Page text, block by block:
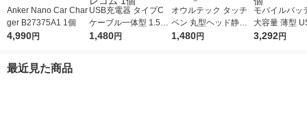
Anker Nano Car Char
ger B27375A1 1個
4,990円
USB充電器 タイプC
ケーブル一体型 1.5ｍ
12W ホワイトフェイ
1,480円
オウルテック タッチ
ペン 丸型ヘッド静電
式 スマートフォン・
1,480円
モバイルバッ
大容量 薄型
最大 20W
3,292円
最近見た商品